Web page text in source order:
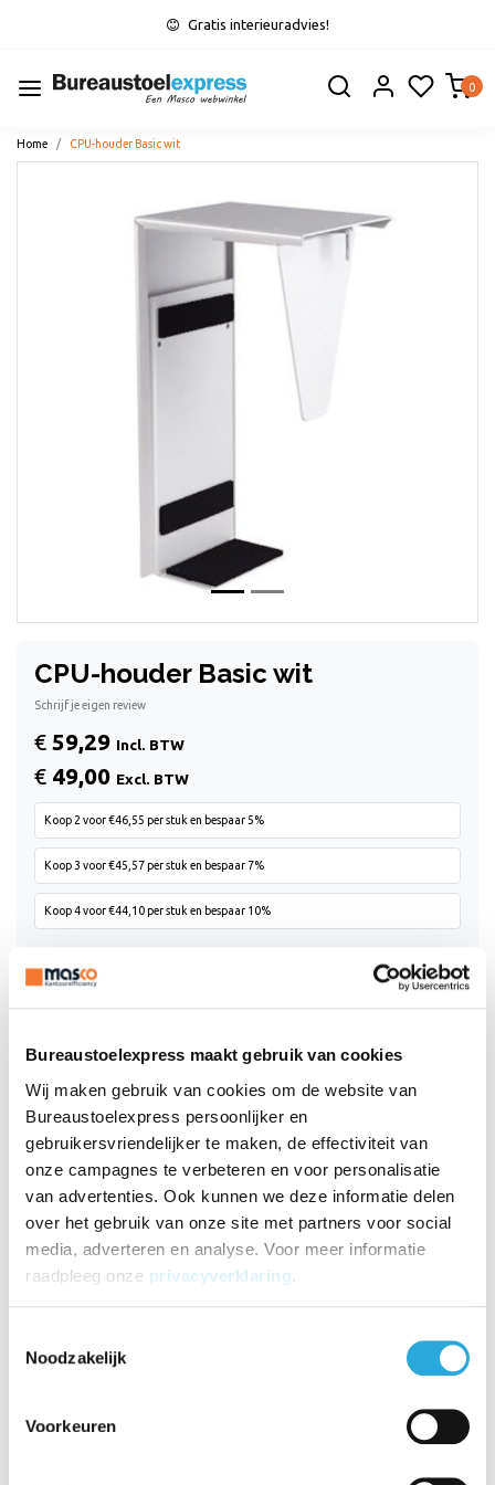
Bureaustoelexpress maakt gebruik van cookies
Wij maken gebruik van cookies om de website van
Bureaustoelexpress persoonlijker en
gebruikersvriendelijker te maken, de effectiviteit van
onze campagnes te verbeteren en voor personalisatie
van advertenties. Ook kunnen we deze informatie delen
over het gebruik van onze site met partners voor social
media, adverteren en analyse. Voor meer informatie
raadpleeg onze privacyverklaring.
Noodzakelijk
Voorkeuren
Gratis interieuradvies!
0
Home CPU-houder Basic wit
CPU-houder Basic wit
Schrijf je eigen review
€ 59,29 Incl. BTW
€ 49,00 Excl. BTW
Koop 2 voor €46,55 per stuk en bespaar 5%
Koop 3 voor €45,57 per stuk en bespaar 7%
Koop 4 voor €44,10 per stuk en bespaar 10%
omschrijven. Praktisch elke computerbehuizing past in deze
CPU-houder die met de volgende maten verstelbaars is:
460mm.
Op voorraad 4-7 werkdagen
Aantal - +
Aan verlanglijst toevoegen
Product uitproberen?
Bezoek onze showroom!
Toevoegen aan vergelijking